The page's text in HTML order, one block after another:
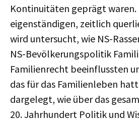
Kontinuitäten geprägt waren.
eigenständigen, zeitlich
wird untersucht, wie NS-
NS-Bevölkerungspolitik
Familienrecht beeinflussten
das für das Familienleben
dargelegt, wie über das
20. Jahrhundert Politik und